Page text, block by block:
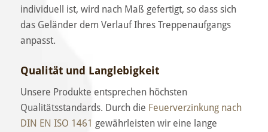
individuell ist, wird nach Maß gefertigt, so dass sich
das Geländer dem Verlauf Ihres Treppenaufgangs
anpasst.
Qualität und Langlebigkeit
Unsere Produkte entsprechen höchsten
Qualitätsstandards. Durch die Feuerverzinkung nach
DIN EN ISO 1461 gewährleisten wir eine lange